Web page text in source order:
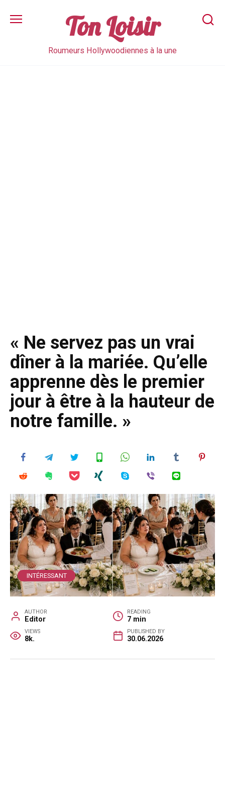
content
Ton Loisir
Roumeurs Hollywoodiennes à la une
« Ne servez pas un vrai
dîner à la mariée. Qu’elle
apprenne dès le premier
jour à être à la hauteur de
notre famille. »
INTÉRESSANT
AUTHOR
Editor
READING
7 min
VIEWS
8k.
PUBLISHED BY
30.06.2026